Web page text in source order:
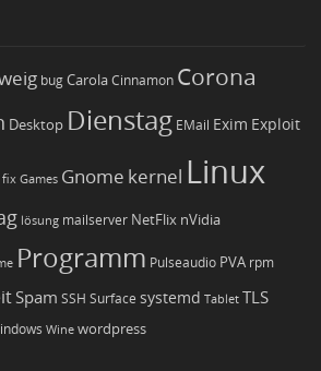
bugCarola Cinnamon Corona
Desktop Dienstag EMail Exim Exploit
fix Games Gnome kernel Linux
lösung mailserver NetFlix nVidia
Programm Pulseaudio PVA rpm
Spam SSH Surface systemd Tablet TLS
Wine wordpress